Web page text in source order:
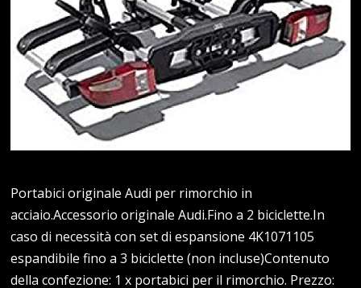
Portabici originale Audi per rimorchio in
acciaio.Accessorio originale Audi.Fino a 2 biciclette.In
caso di necessità con set di espansione 4K1071105
espandibile fino a 3 biciclette (non incluse)Contenuto
della confezione: 1 x portabici per il rimorchio. Prezzo: